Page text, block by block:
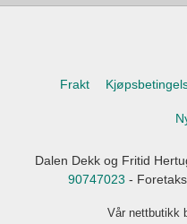
Frakt
Dalen Dekk og Fritid
90747023 -
Vår nettbutikk